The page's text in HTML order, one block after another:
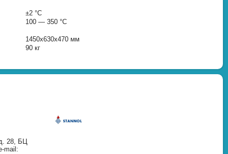
±2 °C
100 — 350 °C
1450х630х470 мм
90 кг⁠
28, БЦ
mail: